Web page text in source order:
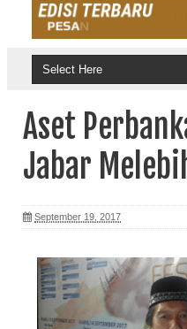
Aset
Jabar
September 19, 2017